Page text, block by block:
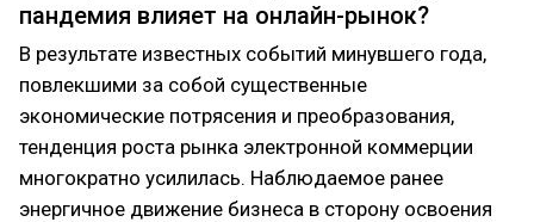
пандемия влияет на онлайн-рынок?
В результате известных событий минувшего года,
повлекшими за собой существенные
экономические потрясения и преобразования,
тенденция роста рынка электронной коммерции
многократно усилилась. Наблюдаемое ранее
энергичное движение бизнеса в сторону освоения